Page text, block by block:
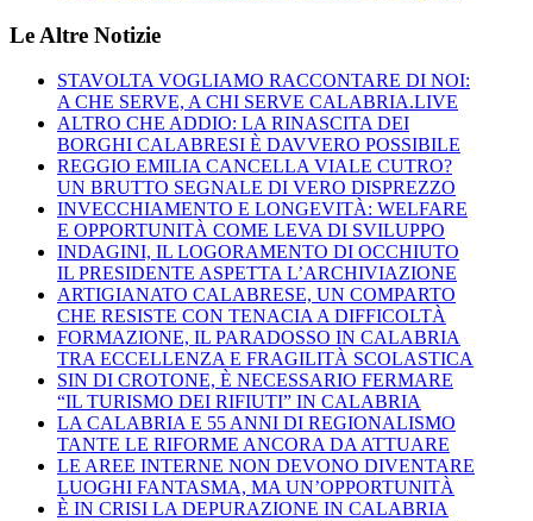
Le Altre Notizie
STAVOLTA VOGLIAMO RACCONTARE DI NOI:
A CHE SERVE, A CHI SERVE CALABRIA.LIVE
ALTRO CHE ADDIO: LA RINASCITA DEI
BORGHI CALABRESI È DAVVERO POSSIBILE
REGGIO EMILIA CANCELLA VIALE CUTRO?
UN BRUTTO SEGNALE DI VERO DISPREZZO
INVECCHIAMENTO E LONGEVITÀ: WELFARE
E OPPORTUNITÀ COME LEVA DI SVILUPPO
INDAGINI, IL LOGORAMENTO DI OCCHIUTO
IL PRESIDENTE ASPETTA L’ARCHIVIAZIONE
ARTIGIANATO CALABRESE, UN COMPARTO
CHE RESISTE CON TENACIA A DIFFICOLTÀ
FORMAZIONE, IL PARADOSSO IN CALABRIA
TRA ECCELLENZA E FRAGILITÀ SCOLASTICA
SIN DI CROTONE, È NECESSARIO FERMARE
“IL TURISMO DEI RIFIUTI” IN CALABRIA
LA CALABRIA E 55 ANNI DI REGIONALISMO
TANTE LE RIFORME ANCORA DA ATTUARE
LE AREE INTERNE NON DEVONO DIVENTARE
LUOGHI FANTASMA, MA UN’OPPORTUNITÀ
È IN CRISI LA DEPURAZIONE IN CALABRIA